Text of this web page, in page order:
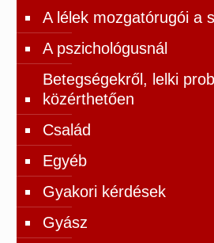
A lélek mozgatórugói a
A pszichológusnál
Betegségekről, lelki
közérthetően
Család
Egyéb
Gyakori kérdések
Gyász